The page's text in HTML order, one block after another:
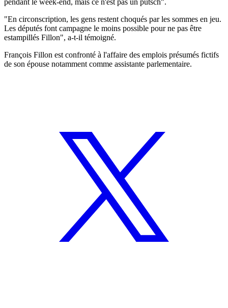
"En circonscription, les gens restent choqués par les sommes en jeu.
Les députés font campagne le moins possible pour ne pas être
estampillés Fillon", a-t-il témoigné.
François Fillon est confronté à l'affaire des emplois présumés fictifs
de son épouse notamment comme assistante parlementaire.